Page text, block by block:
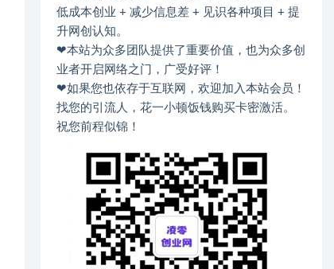
低成本创业 + 减少信息差 + 见识各种项目 + 提
升网创认知。
❤本站为众多团队提供了重要价值，也为众多创
业者开启网络之门，广受好评！
❤如果您也依存于互联网，欢迎加入本站会员！
找您的引流人，花一小顿饭钱购买卡密激活。
祝您前程似锦！